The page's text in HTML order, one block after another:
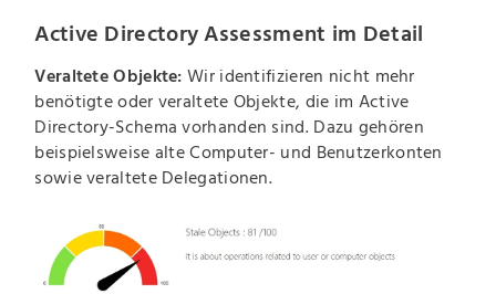
Active Directory Assessment im Detail
Veraltete Objekte: Wir identifizieren nicht mehr
benötigte oder veraltete Objekte, die im Active
Directory-Schema vorhanden sind. Dazu gehören
beispielsweise alte Computer- und Benutzerkonten
sowie veraltete Delegationen.